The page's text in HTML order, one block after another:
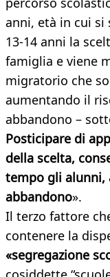
anni, età in cui si
13-14 anni la
famiglia e viene
migratorio che
aumentando il
abbandono –
Posticipare di
della scelta,
tempo gli alunni,
abbandono».
Il terzo fattore
contenere la
«segregazione